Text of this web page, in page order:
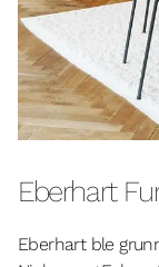
Eberhart
Eberhart ble